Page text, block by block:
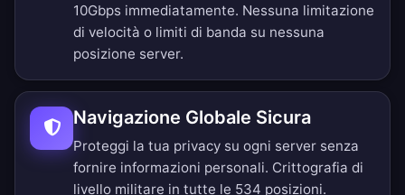
10Gbps immediatamente. Nessuna limitazione
di velocità o limiti di banda su nessuna
posizione server.
Navigazione Globale Sicura
Proteggi la tua privacy su ogni server senza
fornire informazioni personali. Crittografia di
livello militare in tutte le 534 posizioni.